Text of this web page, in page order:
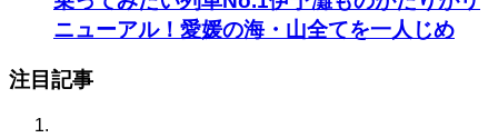
ニューアル！愛媛の海・山全てを一人じめ
注目記事